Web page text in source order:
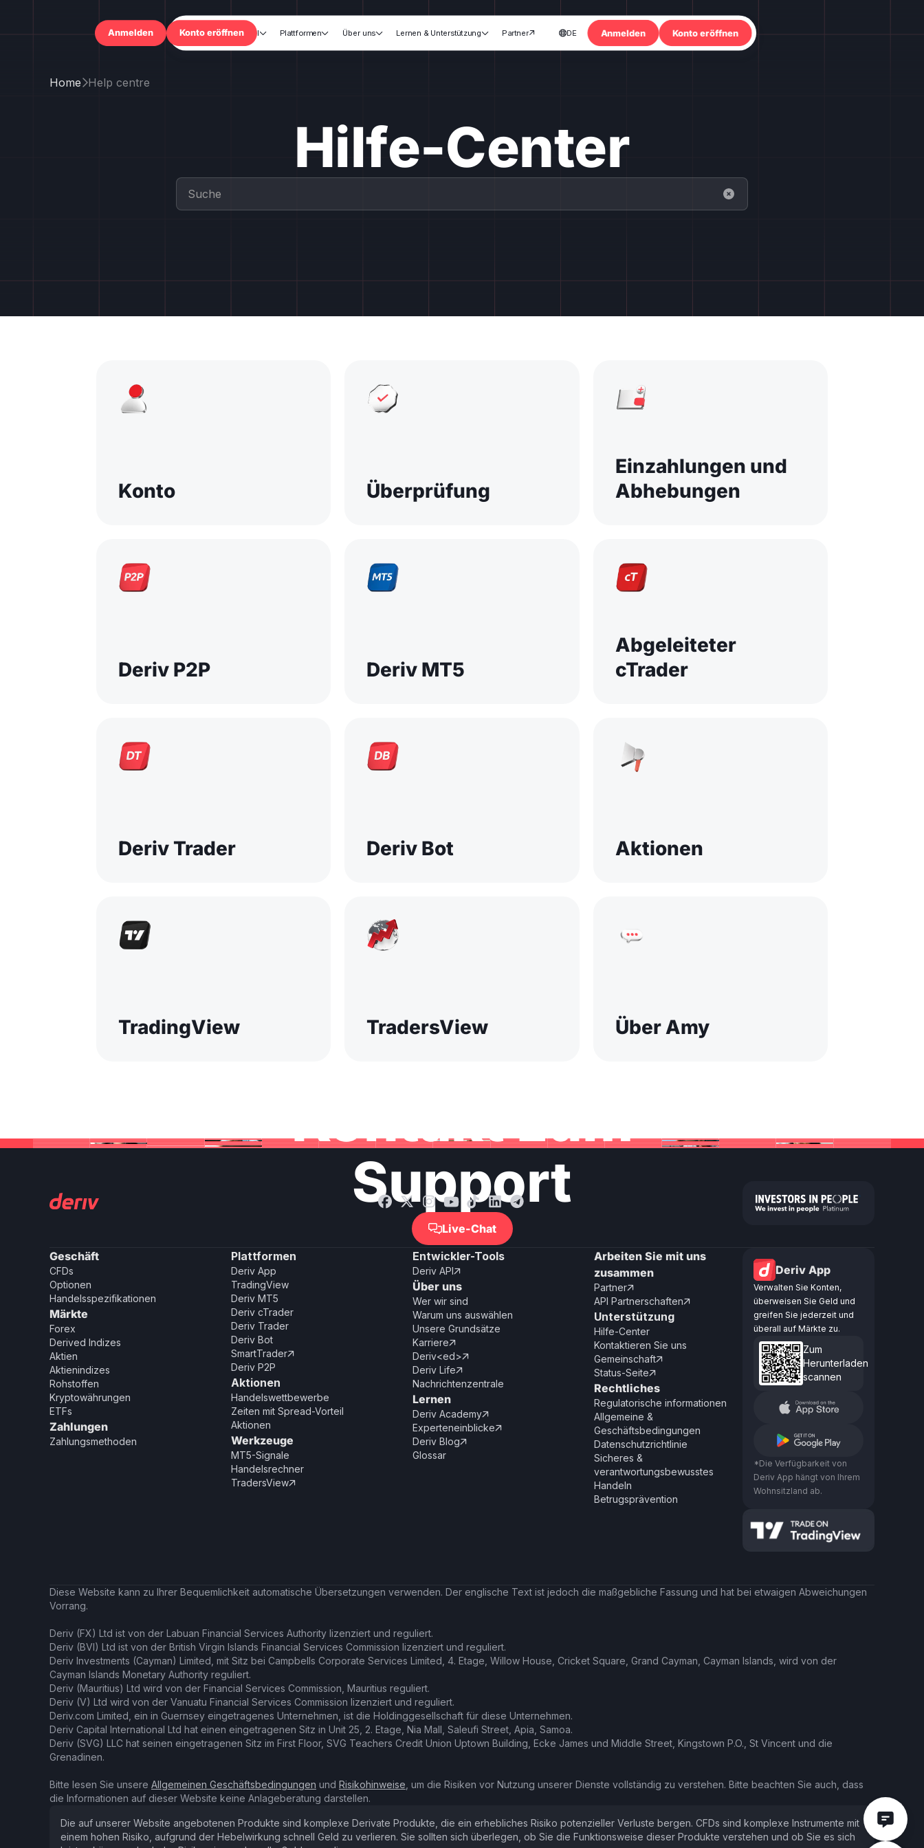
Handel Plattformen Über uns Lernen & Unterstützung Partner DE Anmelden Konto eröffnen
Anmelden Konto eröffnen
HomeHelp centre
Hilfe-Center
Konto Überprüfung
Einzahlungen und
Abhebungen
Deriv P2P Deriv MT5
Abgeleiteter
cTrader
Deriv Trader Deriv Bot Aktionen
TradingView TradersView Über Amy
Kontakt zum
Support
Live-Chat
Geschäft
CFDs
Optionen
Handelsspezifikationen
Märkte
Forex
Derived Indizes
Aktien
Aktienindizes
Rohstoffen
Kryptowährungen
ETFs
Zahlungen
Zahlungsmethoden
Plattformen
Deriv App
TradingView
Deriv MT5
Deriv cTrader
Deriv Trader
Deriv Bot
SmartTrader
Deriv P2P
Aktionen
Handelswettbewerbe
Zeiten mit Spread-Vorteil
Aktionen
Werkzeuge
MT5-Signale
Handelsrechner
TradersView
Entwickler-Tools
Deriv API
Über uns
Wer wir sind
Warum uns auswählen
Unsere Grundsätze
Karriere
Deriv<ed>
Deriv Life
Nachrichtenzentrale
Lernen
Deriv Academy
Experteneinblicke
Deriv Blog
Glossar
Arbeiten Sie mit uns
zusammen
Partner
API Partnerschaften
Unterstützung
Hilfe-Center
Kontaktieren Sie uns
Gemeinschaft
Status-Seite
Rechtliches
Regulatorische informationen
Allgemeine &
Geschäftsbedingungen
Datenschutzrichtlinie
Sicheres &
verantwortungsbewusstes
Handeln
Betrugsprävention
Deriv App
Verwalten Sie Konten,
überweisen Sie Geld und
greifen Sie jederzeit und
überall auf Märkte zu.
Zum
Herunterladen
scannen
*Die Verfügbarkeit von
Deriv App hängt von Ihrem
Wohnsitzland ab.
Diese Website kann zu Ihrer Bequemlichkeit automatische Übersetzungen verwenden. Der englische Text ist jedoch die maßgebliche Fassung und hat bei etwaigen Abweichungen
Vorrang.
Deriv (FX) Ltd ist von der Labuan Financial Services Authority lizenziert und reguliert.
Deriv (BVI) Ltd ist von der British Virgin Islands Financial Services Commission lizenziert und reguliert.
Deriv Investments (Cayman) Limited, mit Sitz bei Campbells Corporate Services Limited, 4. Etage, Willow House, Cricket Square, Grand Cayman, Cayman Islands, wird von der
Cayman Islands Monetary Authority reguliert.
Deriv (Mauritius) Ltd wird von der Financial Services Commission, Mauritius reguliert.
Deriv (V) Ltd wird von der Vanuatu Financial Services Commission lizenziert und reguliert.
Deriv.com Limited, ein in Guernsey eingetragenes Unternehmen, ist die Holdinggesellschaft für diese Unternehmen.
Deriv Capital International Ltd hat einen eingetragenen Sitz in Unit 25, 2. Etage, Nia Mall, Saleufi Street, Apia, Samoa.
Deriv (SVG) LLC hat seinen eingetragenen Sitz im First Floor, SVG Teachers Credit Union Uptown Building, Ecke James und Middle Street, Kingstown P.O., St Vincent und die
Grenadinen.
Bitte lesen Sie unsere Allgemeinen Geschäftsbedingungen und Risikohinweise , um die Risiken vor Nutzung unserer Dienste vollständig zu verstehen. Bitte beachten Sie auch, dass
die Informationen auf dieser Website keine Anlageberatung darstellen.
Die auf unserer Website angebotenen Produkte sind komplexe Derivate Produkte, die ein erhebliches Risiko potenzieller Verluste bergen. CFDs sind komplexe Instrumente mit
einem hohen Risiko, aufgrund der Hebelwirkung schnell Geld zu verlieren. Sie sollten sich überlegen, ob Sie die Funktionsweise dieser Produkte verstehen und ob Sie es sich